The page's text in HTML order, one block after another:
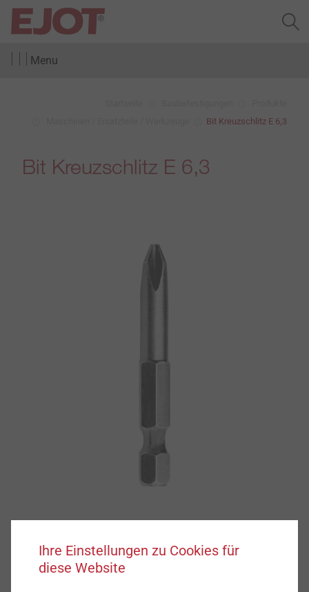
Menu
Bit Kreuzschlitz E 6,3
Bit Kreuzschlitz E 6,3
Ihre Einstellungen zu Cookies für
diese Website